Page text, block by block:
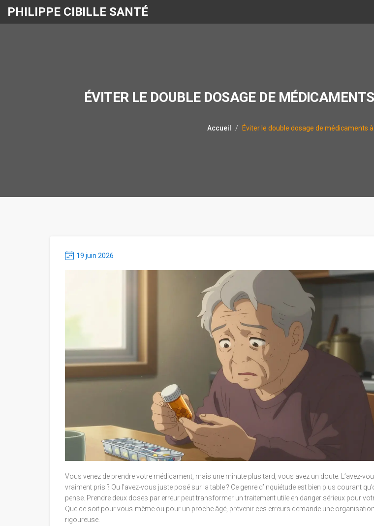
PHILIPPE CIBILLE SANTÉ
ÉVITER LE DOUBLE DOSAGE DE
Accueil Éviter le double dosage de médicaments
19 juin 2026
Vous venez de prendre votre médicament, mais une minute plus tard, vous avez un doute. L’avez-
vraiment pris ? Ou l’avez-vous juste posé sur la table ? Ce genre d’inquiétude est bien plus courant
pense. Prendre deux doses par erreur peut transformer un traitement utile en danger sérieux pour
Que ce soit pour vous-même ou pour un proche âgé, prévenir ces erreurs demande une
rigoureuse.